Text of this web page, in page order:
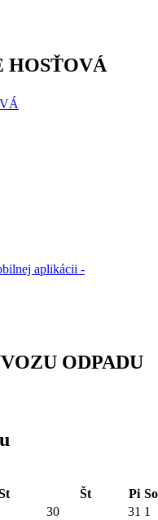
HOSŤOVÁ
aplikácii -
ODPADU
Št Pi So
30 31 1